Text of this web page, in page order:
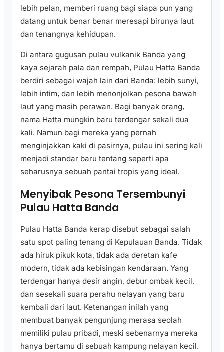
lebih pelan, memberi ruang bagi siapa pun yang
datang untuk benar benar meresapi birunya laut
dan tenangnya kehidupan.
Di antara gugusan pulau vulkanik Banda yang
kaya sejarah pala dan rempah, Pulau Hatta Banda
berdiri sebagai wajah lain dari Banda: lebih sunyi,
lebih intim, dan lebih menonjolkan pesona bawah
laut yang masih perawan. Bagi banyak orang,
nama Hatta mungkin baru terdengar sekali dua
kali. Namun bagi mereka yang pernah
menginjakkan kaki di pasirnya, pulau ini sering kali
menjadi standar baru tentang seperti apa
seharusnya sebuah pantai tropis yang ideal.
Menyibak Pesona Tersembunyi
Pulau Hatta Banda
Pulau Hatta Banda kerap disebut sebagai salah
satu spot paling tenang di Kepulauan Banda. Tidak
ada hiruk pikuk kota, tidak ada deretan kafe
modern, tidak ada kebisingan kendaraan. Yang
terdengar hanya desir angin, debur ombak kecil,
dan sesekali suara perahu nelayan yang baru
kembali dari laut. Ketenangan inilah yang
membuat banyak pengunjung merasa seolah
memiliki pulau pribadi, meski sebenarnya mereka
hanya bertamu di sebuah kampung nelayan kecil.